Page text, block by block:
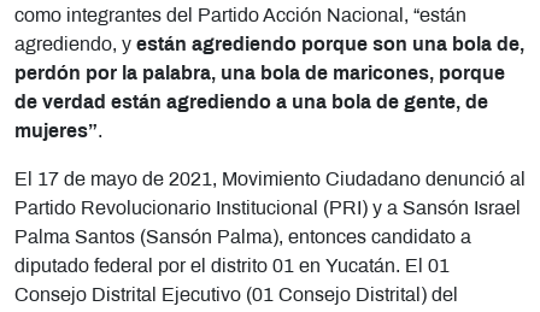
como integrantes del Partido Acción Nacional, “están
agrediendo, y están agrediendo porque son una bola de,
perdón por la palabra, una bola de maricones, porque
de verdad están agrediendo a una bola de gente, de
mujeres”.
El 17 de mayo de 2021, Movimiento Ciudadano denunció al
Partido Revolucionario Institucional (PRI) y a Sansón Israel
Palma Santos (Sansón Palma), entonces candidato a
diputado federal por el distrito 01 en Yucatán. El 01
Consejo Distrital Ejecutivo (01 Consejo Distrital) del